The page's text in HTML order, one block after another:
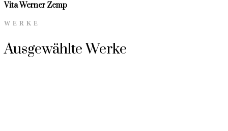
Vita Werner Zemp
WERKE
Ausgewählte Werke